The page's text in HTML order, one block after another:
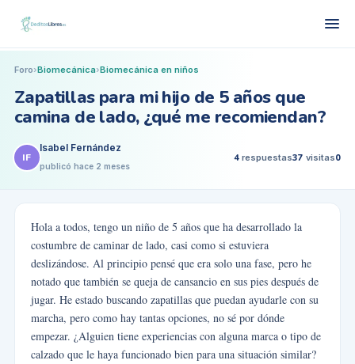
Foro›Biomecánica›Biomecánica en niños
Zapatillas para mi hijo de 5 años que
camina de lado, ¿qué me recomiendan?
IF
Isabel Fernández
publicó hace 2 meses
4 respuestas37 visitas0
Hola a todos, tengo un niño de 5 años que ha desarrollado la
costumbre de caminar de lado, casi como si estuviera
deslizándose. Al principio pensé que era solo una fase, pero he
notado que también se queja de cansancio en sus pies después de
jugar. He estado buscando zapatillas que puedan ayudarle con su
marcha, pero como hay tantas opciones, no sé por dónde
empezar. ¿Alguien tiene experiencias con alguna marca o tipo de
calzado que le haya funcionado bien para una situación similar?